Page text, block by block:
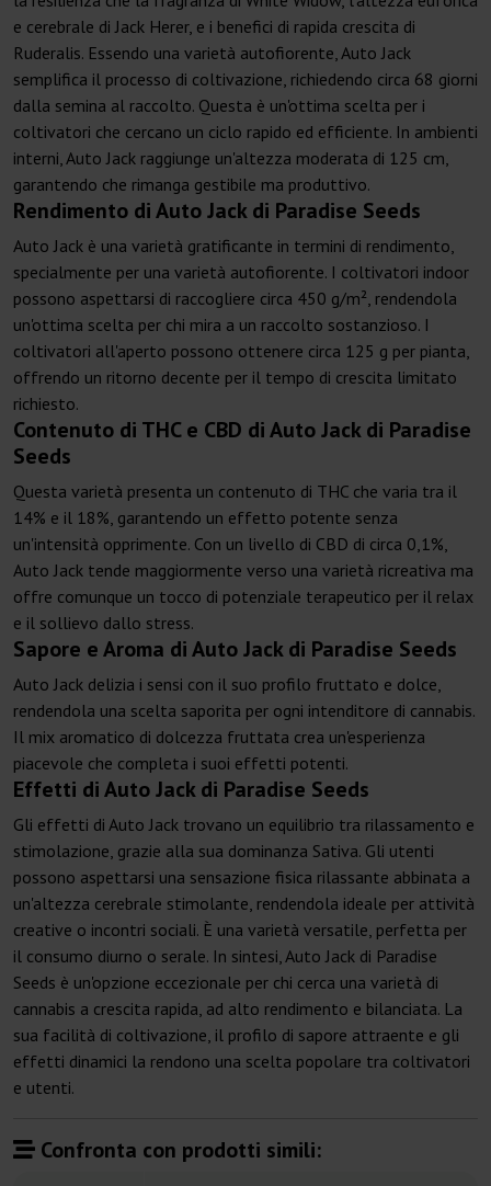
e cerebrale di Jack Herer, e i benefici di rapida crescita di
Ruderalis. Essendo una varietà autofiorente, Auto Jack
semplifica il processo di coltivazione, richiedendo circa 68 giorni
dalla semina al raccolto. Questa è un'ottima scelta per i
coltivatori che cercano un ciclo rapido ed efficiente. In ambienti
interni, Auto Jack raggiunge un'altezza moderata di 125 cm,
garantendo che rimanga gestibile ma produttivo.
Rendimento di Auto Jack di Paradise Seeds
Auto Jack è una varietà gratificante in termini di rendimento,
specialmente per una varietà autofiorente. I coltivatori indoor
possono aspettarsi di raccogliere circa 450 g/m², rendendola
un'ottima scelta per chi mira a un raccolto sostanzioso. I
coltivatori all'aperto possono ottenere circa 125 g per pianta,
offrendo un ritorno decente per il tempo di crescita limitato
richiesto.
Contenuto di THC e CBD di Auto Jack di Paradise
Seeds
Questa varietà presenta un contenuto di THC che varia tra il
14% e il 18%, garantendo un effetto potente senza
un'intensità opprimente. Con un livello di CBD di circa 0,1%,
Auto Jack tende maggiormente verso una varietà ricreativa ma
offre comunque un tocco di potenziale terapeutico per il relax
e il sollievo dallo stress.
Sapore e Aroma di Auto Jack di Paradise Seeds
Auto Jack delizia i sensi con il suo profilo fruttato e dolce,
rendendola una scelta saporita per ogni intenditore di cannabis.
Il mix aromatico di dolcezza fruttata crea un'esperienza
piacevole che completa i suoi effetti potenti.
Effetti di Auto Jack di Paradise Seeds
Gli effetti di Auto Jack trovano un equilibrio tra rilassamento e
stimolazione, grazie alla sua dominanza Sativa. Gli utenti
possono aspettarsi una sensazione fisica rilassante abbinata a
un'altezza cerebrale stimolante, rendendola ideale per attività
creative o incontri sociali. È una varietà versatile, perfetta per
il consumo diurno o serale. In sintesi, Auto Jack di Paradise
Seeds è un'opzione eccezionale per chi cerca una varietà di
cannabis a crescita rapida, ad alto rendimento e bilanciata. La
sua facilità di coltivazione, il profilo di sapore attraente e gli
effetti dinamici la rendono una scelta popolare tra coltivatori
e utenti.
Confronta con prodotti simili: